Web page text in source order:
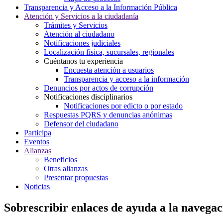
Transparencia y Acceso a la Información Pública
Atención y Servicios a la ciudadanía
Trámites y Servicios
Atención al ciudadano
Notificaciones judiciales
Localización física, sucursales, regionales
Cuéntanos tu experiencia
Encuesta atención a usuarios
Transparencia y acceso a la información
Denuncios por actos de corrupción
Notificaciones disciplinarios
Notificaciones por edicto o por estado
Respuestas PQRS y denuncias anónimas
Defensor del ciudadano
Participa
Eventos
Alianzas
Beneficios
Otras alianzas
Presentar propuestas
Noticias
Sobrescribir enlaces de ayuda a la